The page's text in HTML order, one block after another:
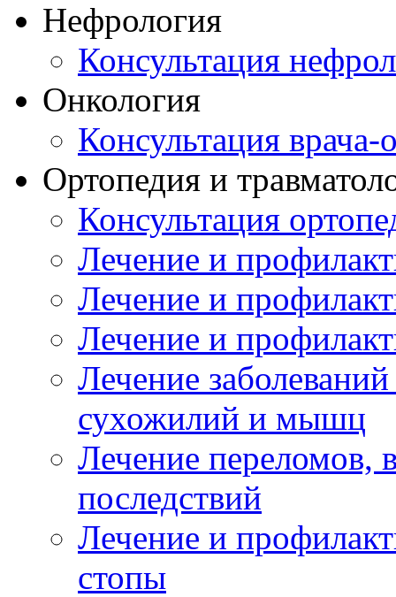
Нефрология
Консультация
Онкология
Консультация врача-
Ортопедия и
Консультация
Лечение и
Лечение и
Лечение и
Лечение
сухожилий и мышц
Лечение переломов,
последствий
Лечение и
стопы